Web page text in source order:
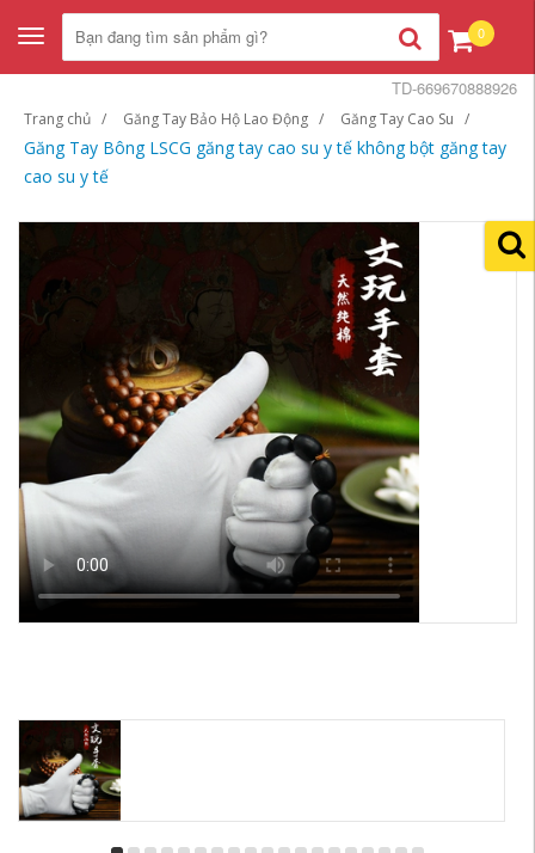
Toggle
navigation
0
Trang chủ Găng Tay Bảo Hộ Lao Động Găng Tay Cao Su
Găng Tay Bông LSCG găng tay cao su y tế không bột găng tay
cao su y tế
TD-669670888926